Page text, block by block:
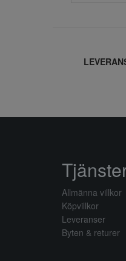
Allmänna villkor
Köpvillkor
Leveranser
Byten & returer